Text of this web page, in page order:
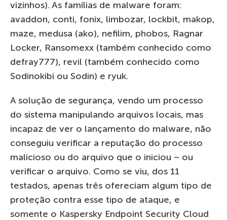
vizinhos). As famílias de malware foram:
avaddon, conti, fonix, limbozar, lockbit, makop,
maze, medusa (ako), nefilim, phobos, Ragnar
Locker, Ransomexx (também conhecido como
defray777), revil (também conhecido como
Sodinokibi ou Sodin) e ryuk.
A solução de segurança, vendo um processo
do sistema manipulando arquivos locais, mas
incapaz de ver o lançamento do malware, não
conseguiu verificar a reputação do processo
malicioso ou do arquivo que o iniciou – ou
verificar o arquivo. Como se viu, dos 11
testados, apenas três ofereciam algum tipo de
proteção contra esse tipo de ataque, e
somente o Kaspersky Endpoint Security Cloud